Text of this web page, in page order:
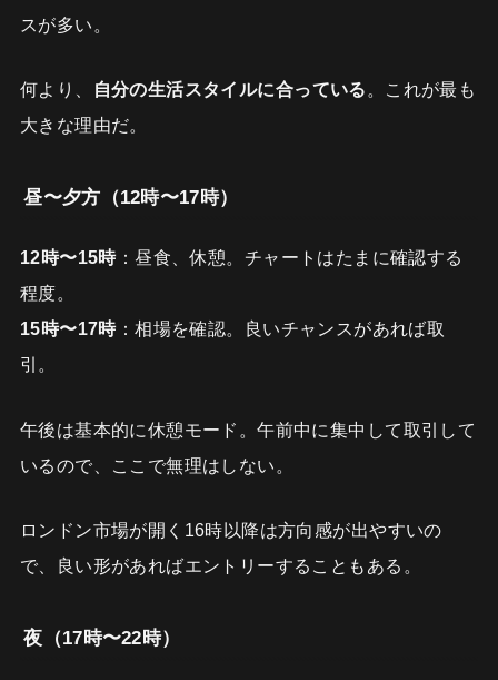
スが多い。
何より、 自分の生活スタイルに合っている 。これが最も
大きな理由だ。
昼〜夕方（12時〜17時）
12時〜15時：昼食、休憩。チャートはたまに確認する
程度。
15時〜17時：相場を確認。良いチャンスがあれば取
引。
午後は基本的に休憩モード。午前中に集中して取引して
いるので、ここで無理はしない。
ロンドン市場が開く16時以降は方向感が出やすいの
で、良い形があればエントリーすることもある。
夜（17時〜22時）